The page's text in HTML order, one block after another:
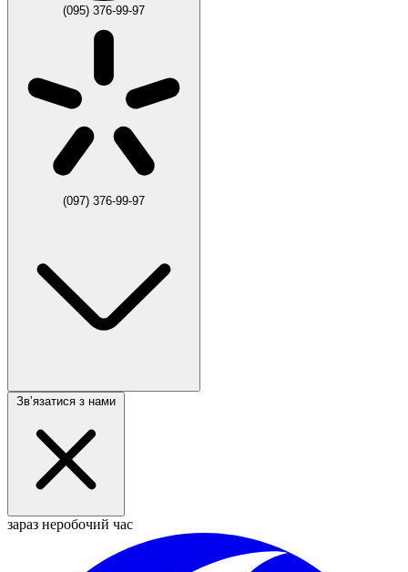
(095) 376-99-97
(097) 376-99-97
Звʼязатися з нами
зараз неробочий час